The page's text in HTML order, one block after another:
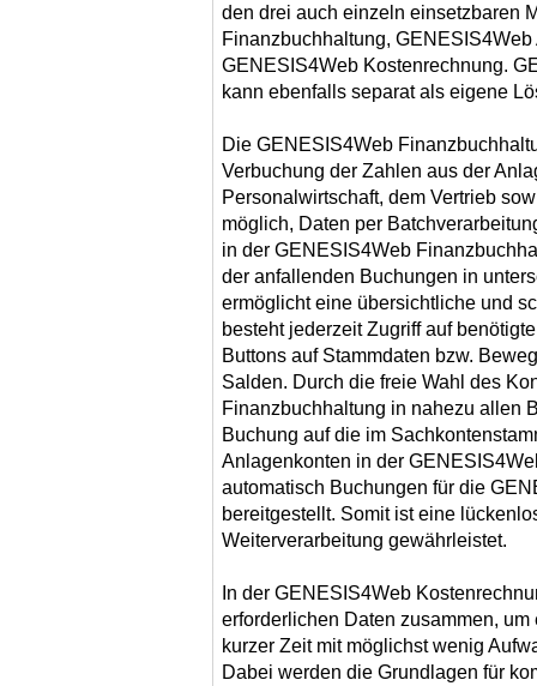
den drei auch einzeln einsetzbaren
Finanzbuchhaltung,
GENESIS4Web Kostenrechnung.
kann ebenfalls separat als eigene
Die GENESIS4Web
Verbuchung der Zahlen aus der
Personalwirtschaft, dem Vertrieb
möglich, Daten per
in der GENESIS4Web
der anfallenden Buchungen in
ermöglicht eine übersichtliche und
besteht jederzeit Zugriff auf
Buttons auf Stammdaten bzw.
Salden. Durch die freie Wahl des
Finanzbuchhaltung in nahezu allen
Buchung auf die im
Anlagenkonten in der
automatisch Buchungen für die
bereitgestellt. Somit ist eine
Weiterverarbeitung gewährleistet.
In der GENESIS4Web
erforderlichen Daten zusammen,
kurzer Zeit mit möglichst wenig
Dabei werden die Grundlagen für